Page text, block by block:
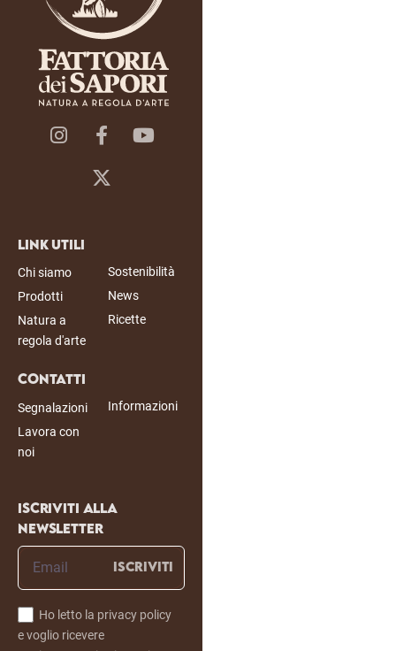
Link Utili
Chi siamo
Prodotti
Natura a
regola d'arte
Sostenibilità
News
Ricette
Contatti
Segnalazioni
Lavora con
noi
Informazioni
Iscriviti alla
newsletter
ISCRIVITI
Ho letto la privacy policy
e voglio ricevere